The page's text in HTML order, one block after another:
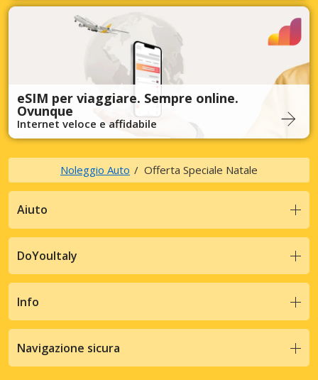
eSIM per viaggiare. Sempre online.
Ovunque
Internet veloce e affidabile
Noleggio Auto Offerta Speciale Natale
Aiuto
DoYouItaly
Info
Navigazione sicura